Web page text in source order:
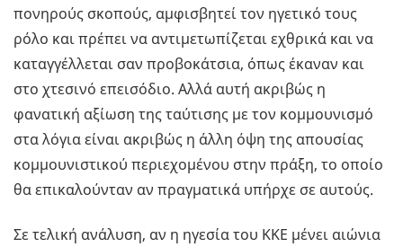
πονηρούς σκοπούς, αμφισβητεί τον ηγετικό τους
ρόλο και πρέπει να αντιμετωπίζεται εχθρικά και να
καταγγέλλεται σαν προβοκάτσια, όπως έκαναν και
στο χτεσινό επεισόδιο. Αλλά αυτή ακριβώς η
φανατική αξίωση της ταύτισης με τον κομμουνισμό
στα λόγια είναι ακριβώς η άλλη όψη της απουσίας
κομμουνιστικού περιεχομένου στην πράξη, το οποίο
θα επικαλούνταν αν πραγματικά υπήρχε σε αυτούς.
Σε τελική ανάλυση, αν η ηγεσία του ΚΚΕ μένει αιώνια